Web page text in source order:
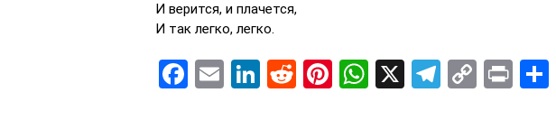
И верится, и плачется,
И так легко, легко.
Facebook
EmailLinkedIn
RedditPinterest
WhatsApp
X Telegram
Copy
Print